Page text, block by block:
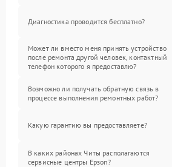
Диагностика проводится бесплатно?
Может ли вместо меня принять устройство
после ремонта другой человек, контактный
телефон которого я предоставлю?
Возможно ли получать обратную связь в
процессе выполнения ремонтных работ?
Какую гарантию вы предоставляете?
В каких районах Читы располагаются
сервисные центры Epson?